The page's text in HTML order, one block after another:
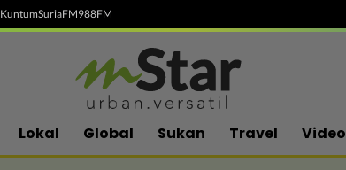
KuntumSuriaFM988FM
Lokal Global Sukan Travel Video